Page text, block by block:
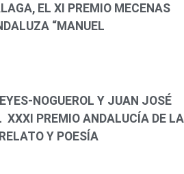
EL XI PREMIO MECENAS
“MANUEL
NOGUEROL Y JUAN JOSÉ
XXXI PREMIO ANDALUCÍA DE LA
Y POESÍA